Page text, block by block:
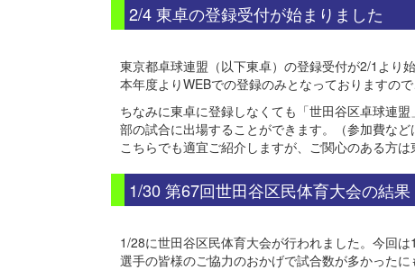
2/4 東卓の登録受付が始まりました
東京都卓球連盟（以下東卓）の登録受付が2/1より
本年度よりWEBでの登録のみとなっておりますの
ちなみに東卓に登録しなくても「世田谷区卓球連
部の試合に出場することができます。（参加費など
こちらでも適宜ご紹介しますが、ご関心のある方は
1/30 第67回世田谷区民体育大会の結果
1/28に世田谷区民体育大会が行われました。今回は
選手の皆様のご協力のおかげで試合数が多かった